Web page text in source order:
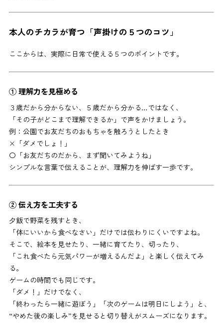
本人のチカラが育つ「声掛けの５つのコツ」
ここからは、実際に日常で使える５つのポイントです。
① 理解力を見極める
３歳だから分からない、５歳だから分かる…ではなく、
「その子がどこまで理解できるか」で声をかけましょう。
例：公園でお友だちのおもちゃを触ろうとしたとき
×「ダメでしょ！」
〇「お友だちのだから、まず聞いてみようね」
シンプルな言葉で伝えることが、理解力を伸ばす一歩です。
② 伝え方を工夫する
夕飯で野菜を残すとき、
「体にいいから食べなさい」だけでは伝わりにくいですよね。
そこで、絵本を見せたり、一緒に育てたり、切ったり、
「これ食べたら元気パワーが増えるんだよ」と楽しく伝えてみ
る。
ゲームの時間でも同じです。
「ダメ！」だけでなく、
「終わったら一緒に遊ぼう」「次のゲームは明日にしよう」と、
“やめた後の楽しみ”を見せると切り替えがスムーズになります。